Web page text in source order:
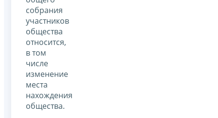
собрания
участников
общества
относится,
в том
числе
изменение
места
нахождения
общества.